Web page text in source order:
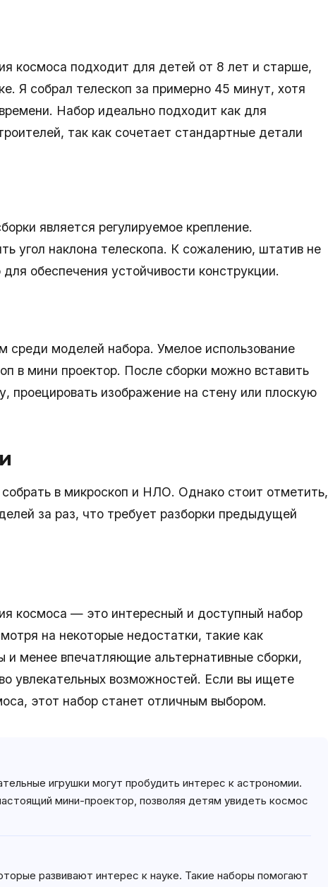
космоса подходит для детей от 8 лет и старше,
Я собрал телескоп за примерно 45 минут, хотя
Набор идеально подходит как для
так как сочетает стандартные детали
является регулируемое крепление.
угол наклона телескопа. К сожалению, штатив не
обеспечения устойчивости конструкции.
среди моделей набора. Умелое использование
в мини проектор. После сборки можно вставить
проецировать изображение на стену или плоскую
в микроскоп и НЛО. Однако стоит отметить,
за раз, что требует разборки предыдущей
космоса — это интересный и доступный набор
на некоторые недостатки, такие как
и менее впечатляющие альтернативные сборки,
увлекательных возможностей. Если вы ищете
этот набор станет отличным выбором.
игрушки могут пробудить интерес к астрономии.
мини-проектор, позволяя детям увидеть космос
развивают интерес к науке. Такие наборы помогают